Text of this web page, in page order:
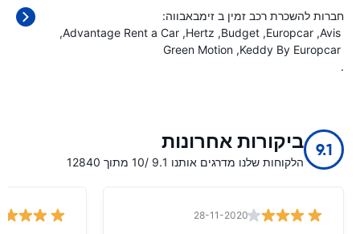
חברות להשכרת רכב זמין ב זימבאבווה:
Avis
Europcar
Budget
Hertz
Advantage Rent a Car
Keddy By Europcar
Green Motion
.
9.1 ביקורות אחרונות
הלקוחות שלנו מדרגים אותנו 9.1 /10 מתוך 12840
28-11-2020